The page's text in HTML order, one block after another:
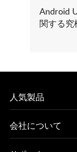
Android
関する究
人気製品
会社について